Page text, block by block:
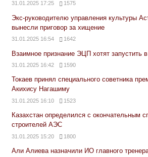
31.01.2025 17:25 1575
Экс-руководителю управления культуры
вынесли приговор за хищение
31.01.2025 16:54 1642
Взаимное признание ЭЦП хотят запустить
31.01.2025 16:42 1590
Токаев принял специального советника
Акихису Нагашиму
31.01.2025 16:10 1523
Казахстан определился с окончательным
строителей АЭС
31.01.2025 15:20 1800
Али Алиева назначили ИО главного